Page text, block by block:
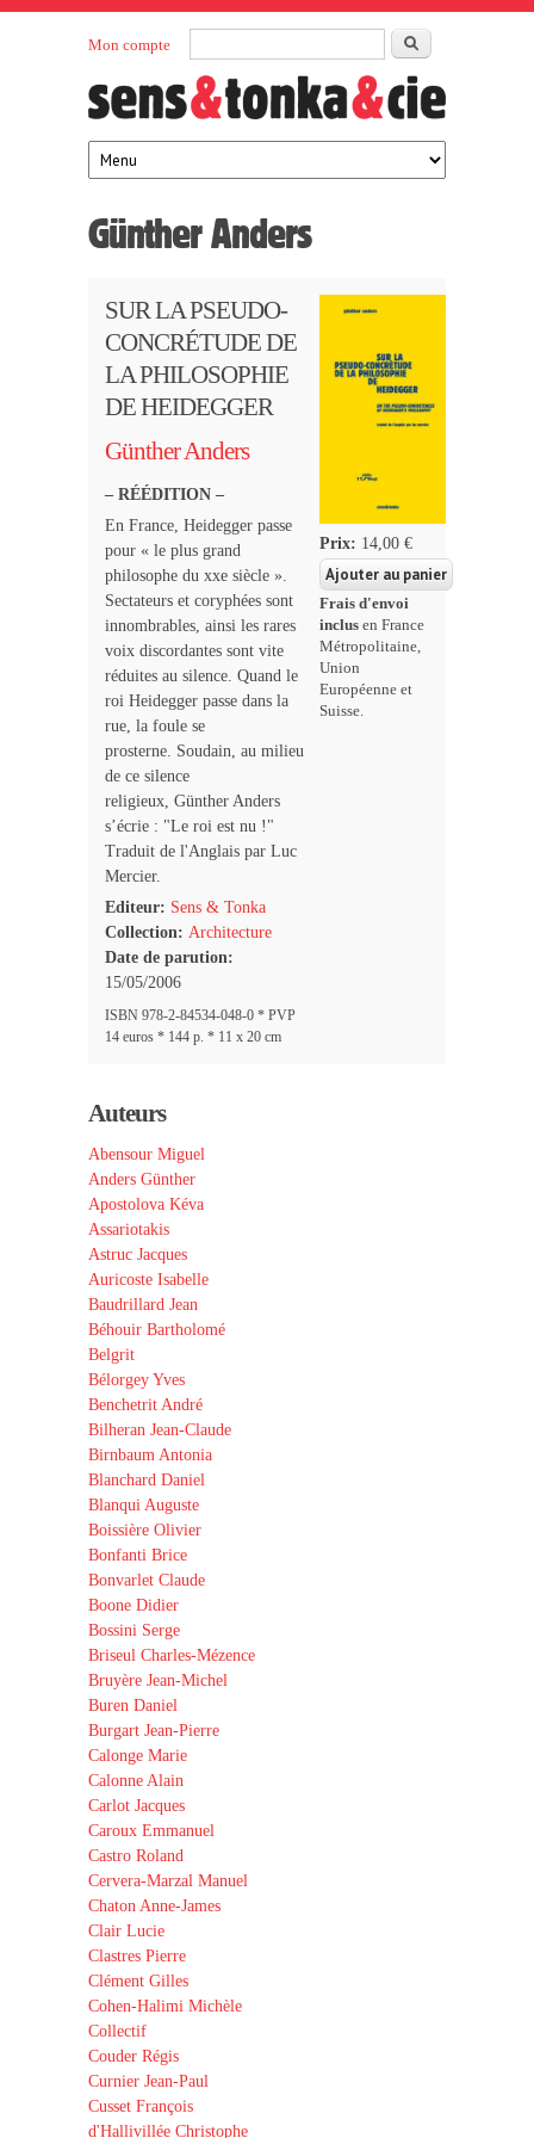
Rechercher
Mon compte
Sens et
Tonka
éditeurs
maison
d’édition
française
Günther Anders
SUR LA PSEUDO-
CONCRÉTUDE DE
LA PHILOSOPHIE
DE HEIDEGGER
Günther Anders
– RÉÉDITION –
En France, Heidegger passe
pour « le plus grand
philosophe du xxe siècle ».
Sectateurs et coryphées sont
innombrables, ainsi les rares
voix discordantes sont vite
réduites au silence. Quand le
roi Heidegger passe dans la
rue, la foule se
prosterne. Soudain, au milieu
de ce silence
religieux, Günther Anders
s’écrie : "Le roi est nu !"
Traduit de l'Anglais par Luc
Mercier.
Editeur: Sens & Tonka
Collection: Architecture
Date de parution:
15/05/2006
ISBN 978-2-84534-048-0 * PVP
14 euros * 144 p. * 11 x 20 cm
Prix: 14,00 €
Frais d'envoi
inclus en France
Métropolitaine,
Union
Européenne et
Suisse.
Auteurs
Abensour Miguel
Anders Günther
Apostolova Kéva
Assariotakis
Astruc Jacques
Auricoste Isabelle
Baudrillard Jean
Béhouir Bartholomé
Belgrit
Bélorgey Yves
Benchetrit André
Bilheran Jean-Claude
Birnbaum Antonia
Blanchard Daniel
Blanqui Auguste
Boissière Olivier
Bonfanti Brice
Bonvarlet Claude
Boone Didier
Bossini Serge
Briseul Charles-Mézence
Bruyère Jean-Michel
Buren Daniel
Burgart Jean-Pierre
Calonge Marie
Calonne Alain
Carlot Jacques
Caroux Emmanuel
Castro Roland
Cervera-Marzal Manuel
Chaton Anne-James
Clair Lucie
Clastres Pierre
Clément Gilles
Cohen-Halimi Michèle
Collectif
Couder Régis
Curnier Jean-Paul
Cusset François
d'Hallivillée Christophe